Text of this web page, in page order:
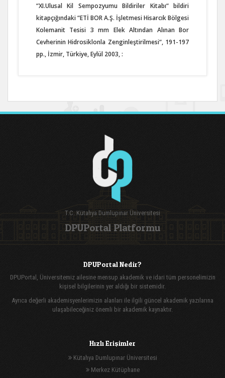
“XI.Ulusal Kil Sempozyumu Bildiriler Kitabı“ bildiri
kitapçığındaki “ETİ BOR A.Ş. İşletmesi Hisarcık Bölgesi
Kolemanit Tesisi 3 mm Elek Altından Alınan Bor
Cevherinin Hidrosiklonla Zenginleştirilmesi“, 191-197
pp., İzmir, Türkiye, Eylül 2003, :
T.C. Kütahya Dumlupınar Üniversitesi
DPUPortal Platformu
DPUPortal Nedir?
DPUPortal, Üniversitemiz ailesine mensup akademik ve idari tüm personelimizin
kişisel bilgilerinin yer aldığı bir sistemidir.
Ayrıca değerli akademisyenlerimizin alanları ile ilgili güncel akademik yazılarına
ulaşabileceğiniz önemli bir akademik kaynaktır.
Hızlı Erişimler
Kütahya Dumlupınar Üniversitesi
Merkez Kütüphane